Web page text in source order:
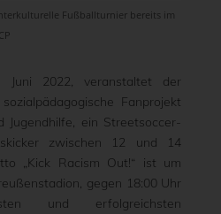
Fußballturnier bereits im
2022, veranstaltet der
Fanprojekt
ein Streetsoccer-
zwischen 12 und 14
„Kick Racism Out!“ ist um
gegen 18:00 Uhr
und erfolgreichsten